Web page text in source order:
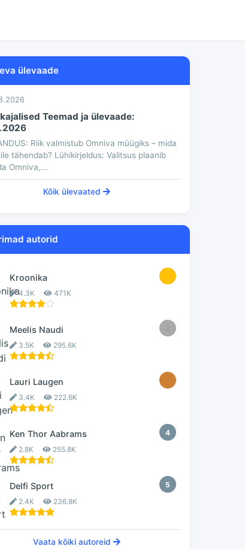
ülevaade
Teemad ja ülevaade:
Riik valmistub Omniva müügiks – mida
tähendab? Lühikirjeldus: Valitsus plaanib
Omniva,...
Kõik ülevaated
autorid
Kroonika
4.3K 471K
Meelis Naudi
3.5K 295.6K
Lauri Laugen
3.4K 222.6K
4
Ken Thor Aabrams
2.8K 255.8K
5
Delfi Sport
2.4K 236.8K
Vaata kõiki autoreid